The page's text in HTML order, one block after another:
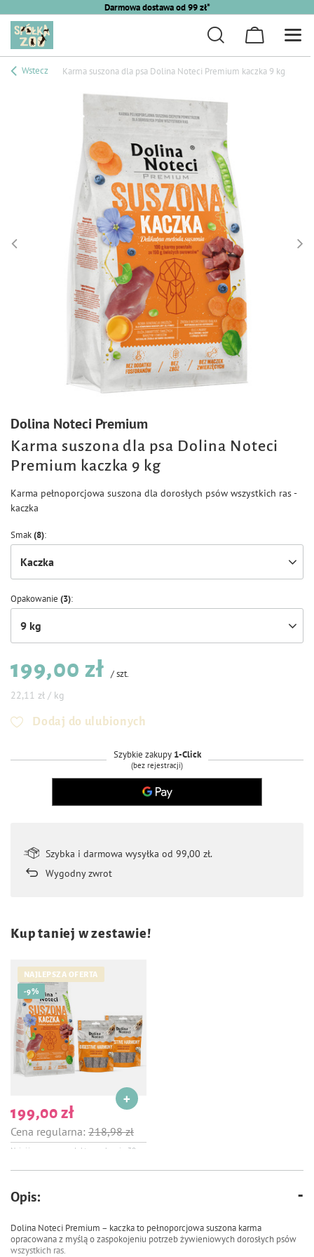
Darmowa dostawa od 99 zł*
Wstecz Karma suszona dla psa Dolina Noteci Premium kaczka 9 kg
Dolina Noteci Premium
Karma suszona dla psa Dolina Noteci
Premium kaczka 9 kg
Karma pełnoporcjowa suszona dla dorosłych psów wszystkich ras -
kaczka
Smak(8)
Kaczka
Opakowanie (3)
9 kg
199,00 zł /szt.
22,11 zł / kg
Dodaj do ulubionych
Szybkie zakupy 1-Click
(bez rejestracji)
Szybka i darmowa wysyłka od 99,00 zł.
Wygodny zwrot
Kup taniej w zestawie!
NAJLEPSZA OFERTA
-9%
Cena regularna: 218,98 zł
199,00 zł
Najniższa cena produktu w okresie 30
Noteci Premium kaczka 9 kg +
Harmony wspierające trawienie
Opis:
Dolina Noteci Premium – kaczka to pełnoporcjowa suszona karma
opracowana z myślą o zaspokojeniu potrzeb żywieniowych dorosłych psów
wszystkich ras.